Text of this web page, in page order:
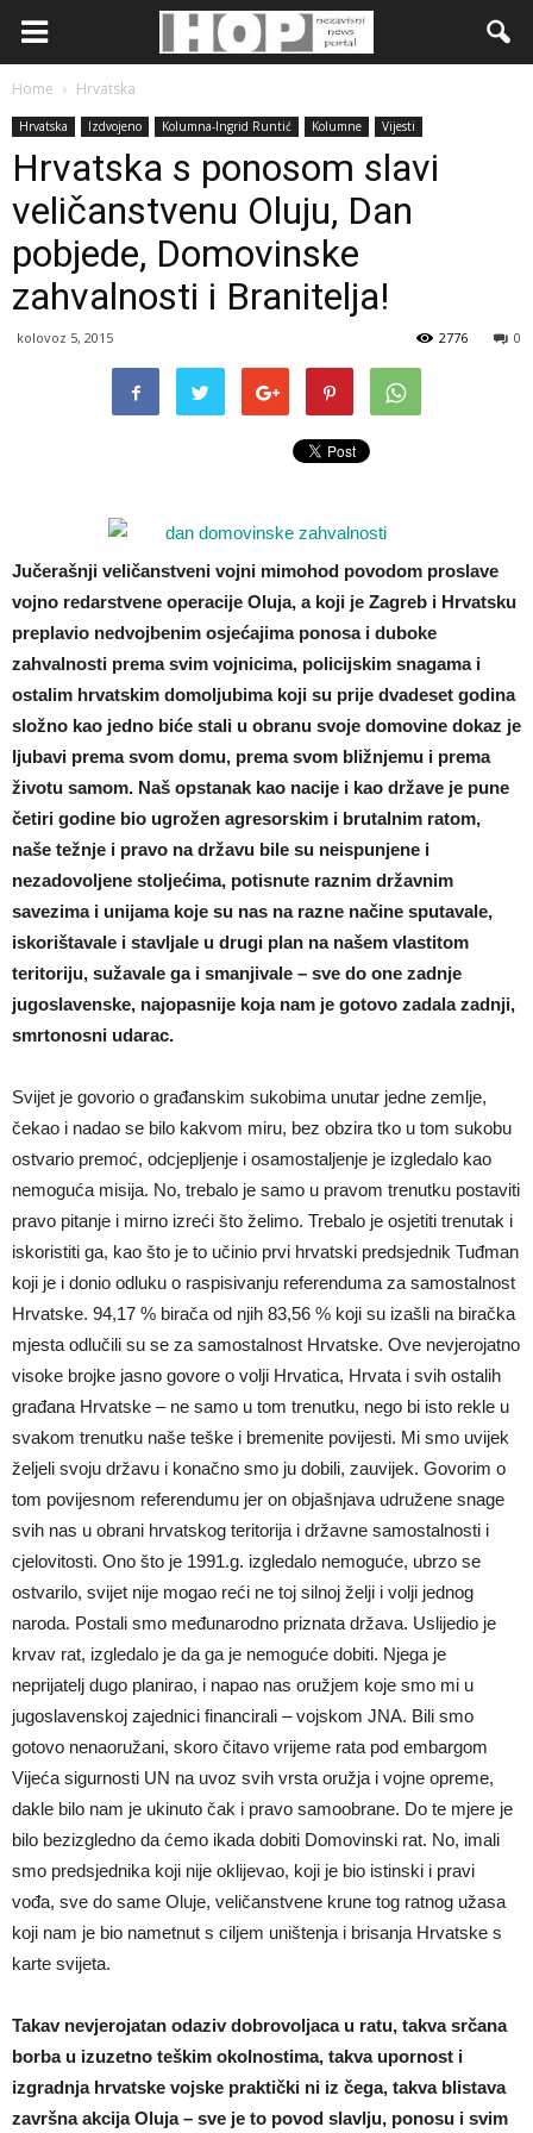
Home Hrvatska
Hrvatska Izdvojeno Kolumna-Ingrid Runtić Kolumne Vijesti
Hrvatska s ponosom slavi
veličanstvenu Oluju, Dan
pobjede, Domovinske
zahvalnosti i Branitelja!
kolovoz 5, 2015 0
2776
Jučerašnji veličanstveni vojni mimohod povodom proslave
vojno redarstvene operacije Oluja, a koji je Zagreb i Hrvatsku
preplavio nedvojbenim osjećajima ponosa i duboke
zahvalnosti prema svim vojnicima, policijskim snagama i
ostalim hrvatskim domoljubima koji su prije dvadeset godina
složno kao jedno biće stali u obranu svoje domovine dokaz je
ljubavi prema svom domu, prema svom bližnjemu i prema
životu samom. Naš opstanak kao nacije i kao države je pune
četiri godine bio ugrožen agresorskim i brutalnim ratom,
naše težnje i pravo na državu bile su neispunjene i
nezadovoljene stoljećima, potisnute raznim državnim
savezima i unijama koje su nas na razne načine sputavale,
iskorištavale i stavljale u drugi plan na našem vlastitom
teritoriju, sužavale ga i smanjivale – sve do one zadnje
jugoslavenske, najopasnije koja nam je gotovo zadala zadnji,
smrtonosni udarac.
Svijet je govorio o građanskim sukobima unutar jedne zemlje,
čekao i nadao se bilo kakvom miru, bez obzira tko u tom sukobu
ostvario premoć, odcjepljenje i osamostaljenje je izgledalo kao
nemoguća misija. No, trebalo je samo u pravom trenutku postaviti
pravo pitanje i mirno izreći što želimo. Trebalo je osjetiti trenutak i
iskoristiti ga, kao što je to učinio prvi hrvatski predsjednik Tuđman
koji je i donio odluku o raspisivanju referenduma za samostalnost
Hrvatske. 94,17 % birača od njih 83,56 % koji su izašli na biračka
mjesta odlučili su se za samostalnost Hrvatske. Ove nevjerojatno
visoke brojke jasno govore o volji Hrvatica, Hrvata i svih ostalih
građana Hrvatske – ne samo u tom trenutku, nego bi isto rekle u
svakom trenutku naše teške i bremenite povijesti. Mi smo uvijek
željeli svoju državu i konačno smo ju dobili, zauvijek. Govorim o
tom povijesnom referendumu jer on objašnjava udružene snage
svih nas u obrani hrvatskog teritorija i državne samostalnosti i
cjelovitosti. Ono što je 1991.g. izgledalo nemoguće, ubrzo se
ostvarilo, svijet nije mogao reći ne toj silnoj želji i volji jednog
naroda. Postali smo međunarodno priznata država. Uslijedio je
krvav rat, izgledalo je da ga je nemoguće dobiti. Njega je
neprijatelj dugo planirao, i napao nas oružjem koje smo mi u
jugoslavenskoj zajednici financirali – vojskom JNA. Bili smo
gotovo nenaoružani, skoro čitavo vrijeme rata pod embargom
Vijeća sigurnosti UN na uvoz svih vrsta oružja i vojne opreme,
dakle bilo nam je ukinuto čak i pravo samoobrane. Do te mjere je
bilo bezizgledno da ćemo ikada dobiti Domovinski rat. No, imali
smo predsjednika koji nije oklijevao, koji je bio istinski i pravi
vođa, sve do same Oluje, veličanstvene krune tog ratnog užasa
koji nam je bio nametnut s ciljem uništenja i brisanja Hrvatske s
karte svijeta.
Takav nevjerojatan odaziv dobrovoljaca u ratu, takva srčana
borba u izuzetno teškim okolnostima, takva upornost i
izgradnja hrvatske vojske praktički ni iz čega, takva blistava
završna akcija Oluja – sve je to povod slavlju, ponosu i svim